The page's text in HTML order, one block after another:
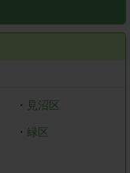
・ 見沼区
・緑区